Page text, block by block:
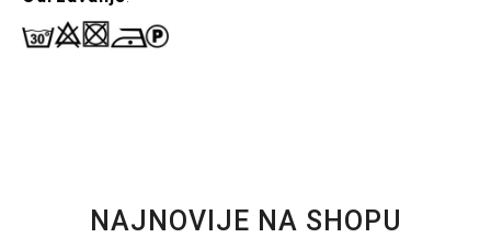
NAJNOVIJE NA SHOPU